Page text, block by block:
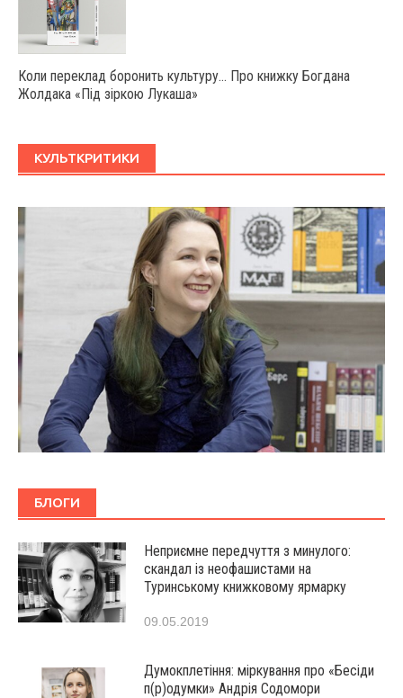
Коли переклад боронить культуру… Про книжку Богдана
Жолдака «Під зіркою Лукаша»
КУЛЬТКРИТИКИ
БЛОГИ
Неприємне передчуття з минулого:
скандал із неофашистами на
Туринському книжковому ярмарку
09.05.2019
Думокплетіння: міркування про «Бесіди
п(р)одумки» Андрія Содомори